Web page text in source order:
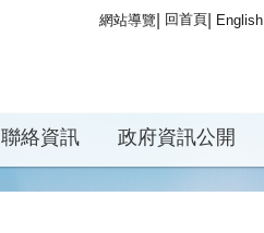
網站導覽 回首頁 English
聯絡資訊 政府資訊公開